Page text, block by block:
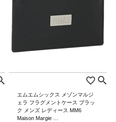
エムエムシックス メゾンマルジ
ェラ フラグメントケース ブラッ
ク メンズ レディース MM6
Maison Margie …